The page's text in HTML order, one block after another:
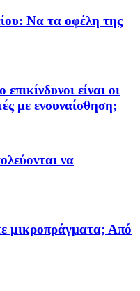
Να τα οφέλη της
είναι οι
με ενσυναίσθηση;
να
μικροπράγματα; Από